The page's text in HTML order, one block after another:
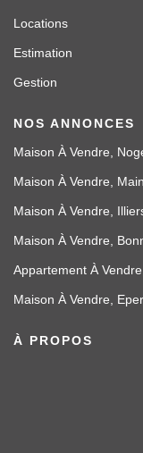
Locations
Estimation
Gestion
NOS ANNONCES
Maison À Vendre,
Maison À Vendre,
Maison À Vendre,
Maison À Vendre,
Appartement À
Maison À Vendre,
À PROPOS